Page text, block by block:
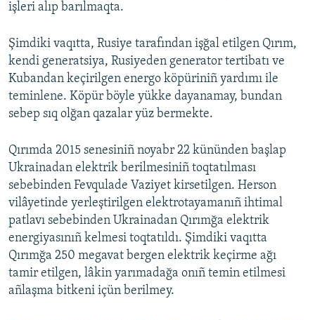
işleri alıp barılmaqta.
Şimdiki vaqıtta, Rusiye tarafından işğal etilgen Qırım,
kendi generatsiya, Rusiyeden generator tertibatı ve
Kubandan keçirilgen energo köpüriniñ yardımı ile
teminlene. Köpür böyle yükke dayanamay, bundan
sebep sıq olğan qazalar yüz bermekte.
Qırımda 2015 senesiniñ noyabr 22 kününden başlap
Ukrainadan elektrik berilmesiniñ toqtatılması
sebebinden Fevqulade Vaziyet kirsetilgen. Herson
vilâyetinde yerleştirilgen elektrotayamanıñ ihtimal
patlavı sebebinden Ukrainadan Qırımğa elektrik
energiyasınıñ kelmesi toqtatıldı. Şimdiki vaqıtta
Qırımğa 250 megavat bergen elektrik keçirme ağı
tamir etilgen, lâkin yarımadağa onıñ temin etilmesi
añlaşma bitkeni içün berilmey.